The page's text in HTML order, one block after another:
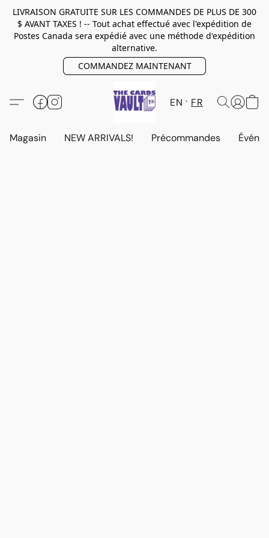
LIVRAISON GRATUITE SUR LES COMMANDES DE PLUS DE 300
$ AVANT TAXES ! -- Tout achat effectué avec l'expédition de
Postes Canada sera expédié avec une méthode d'expédition
alternative.
COMMANDEZ MAINTENANT
EN FR
Magasin NEW ARRIVALS! Précommandes